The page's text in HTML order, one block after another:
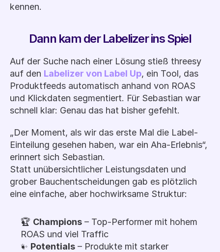
kennen.
Dann kam der Labelizer ins Spiel
Auf der Suche nach einer Lösung stieß threesy
auf den Labelizer von Label Up, ein Tool, das
Produktfeeds automatisch anhand von ROAS
und Klickdaten segmentiert. Für Sebastian war
schnell klar: Genau das hat bisher gefehlt.
„Der Moment, als wir das erste Mal die Label-
Einteilung gesehen haben, war ein Aha-Erlebnis“,
erinnert sich Sebastian.
Statt unübersichtlicher Leistungsdaten und
grober Bauchentscheidungen gab es plötzlich
eine einfache, aber hochwirksame Struktur:
🏆 Champions – Top-Performer mit hohem
ROAS und viel Traffic
✨ Potentials – Produkte mit starker